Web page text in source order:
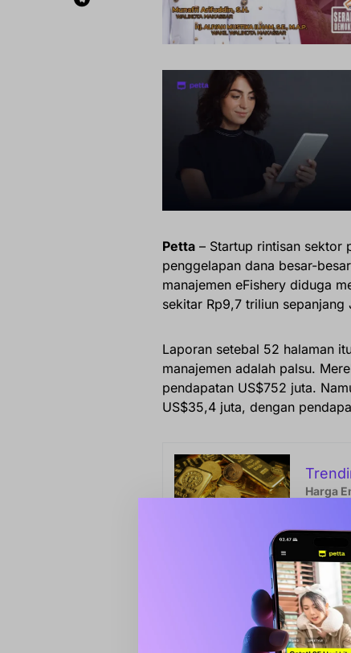
Petta – Startup rintisan sektor
penggelapan dana besar-
manajemen eFishery diduga
sekitar Rp9,7 triliun
Laporan setebal 52 halaman
manajemen adalah palsu.
pendapatan US$752 juta.
US$35,4 juta, dengan
Harga
“Manajemen juga
sebelumnya,” tulis laporan
Modus ini membuat nama